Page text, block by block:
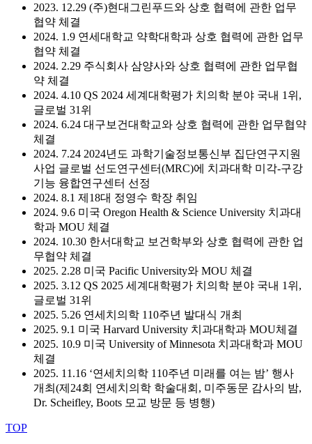
2023. 12.29 (주)현대그린푸드와 상호 협력에 관한 업무
협약 체결
2024. 1.9 연세대학교 약학대학과 상호 협력에 관한 업무
협약 체결
2024. 2.29 주식회사 삼양사와 상호 협력에 관한 업무협
약 체결
2024. 4.10 QS 2024 세계대학평가 치의학 분야 국내 1위,
글로벌 31위
2024. 6.24 대구보건대학교와 상호 협력에 관한 업무협약
체결
2024. 7.24 2024년도 과학기술정보통신부 집단연구지원
사업 글로벌 선도연구센터(MRC)에 치과대학 미각-구강
기능 융합연구센터 선정
2024. 8.1 제18대 정영수 학장 취임
2024. 9.6 미국 Oregon Health & Science University 치과대
학과 MOU 체결
2024. 10.30 한서대학교 보건학부와 상호 협력에 관한 업
무협약 체결
2025. 2.28 미국 Pacific University와 MOU 체결
2025. 3.12 QS 2025 세계대학평가 치의학 분야 국내 1위,
글로벌 31위
2025. 5.26 연세치의학 110주년 발대식 개최
2025. 9.1 미국 Harvard University 치과대학과 MOU체결
2025. 10.9 미국 University of Minnesota 치과대학과 MOU
체결
2025. 11.16 ‘연세치의학 110주년 미래를 여는 밤’ 행사
개최(제24회 연세치의학 학술대회, 미주동문 감사의 밤,
Dr. Scheifley, Boots 모교 방문 등 병행)
TOP